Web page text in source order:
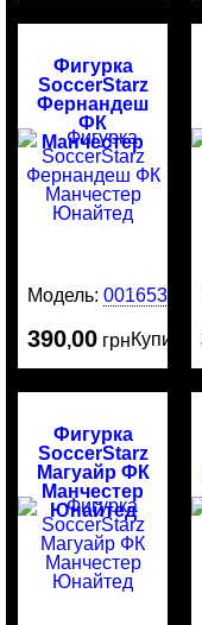
Фигурка
SoccerStarz
Фернандеш
ФК
Манчестер
Юнайтед
Модель:0016530
390,00 грнКупить
Фигурка
SoccerStarz
Магуайр ФК
Манчестер
Юнайтед